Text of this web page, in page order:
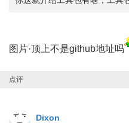
图片·顶上不是github地址吗
点评
Dixon